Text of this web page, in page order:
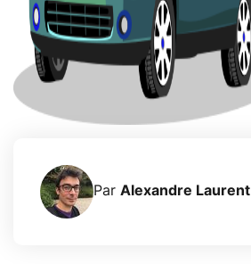
Par Alexandre Laurent